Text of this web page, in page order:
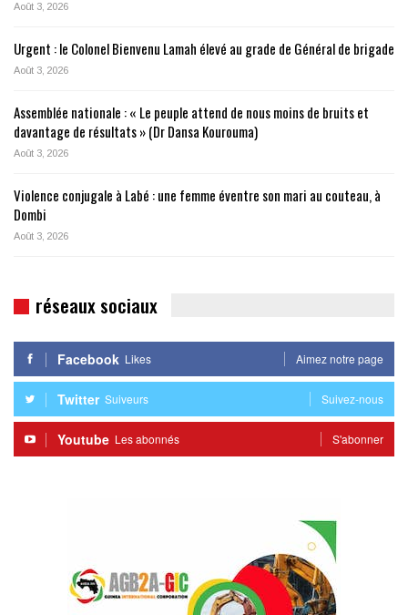
Août 3, 2026
Urgent : le Colonel Bienvenu Lamah élevé au grade de Général de brigade
Août 3, 2026
Assemblée nationale : « Le peuple attend de nous moins de bruits et
davantage de résultats » (Dr Dansa Kourouma)
Août 3, 2026
Violence conjugale à Labé : une femme éventre son mari au couteau, à
Dombi
Août 3, 2026
réseaux sociaux
Facebook Likes Aimez notre page
Twitter Suiveurs Suivez-nous
Youtube Les abonnés S'abonner